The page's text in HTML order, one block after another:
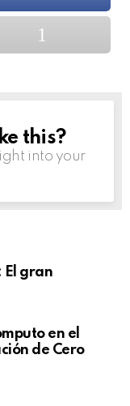
this?
into your
El gran
en el
de Cero